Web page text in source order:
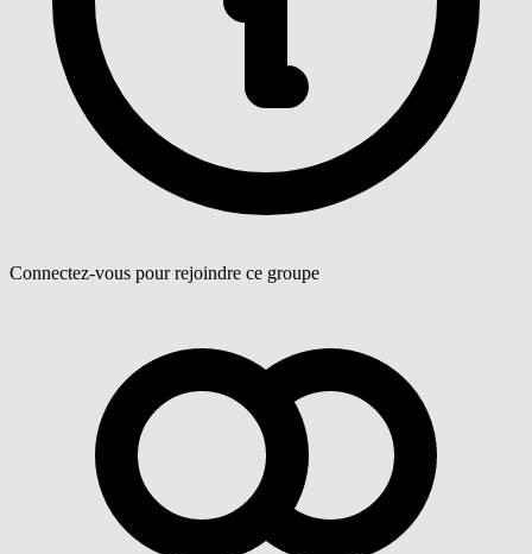
Connectez-vous pour rejoindre ce groupe